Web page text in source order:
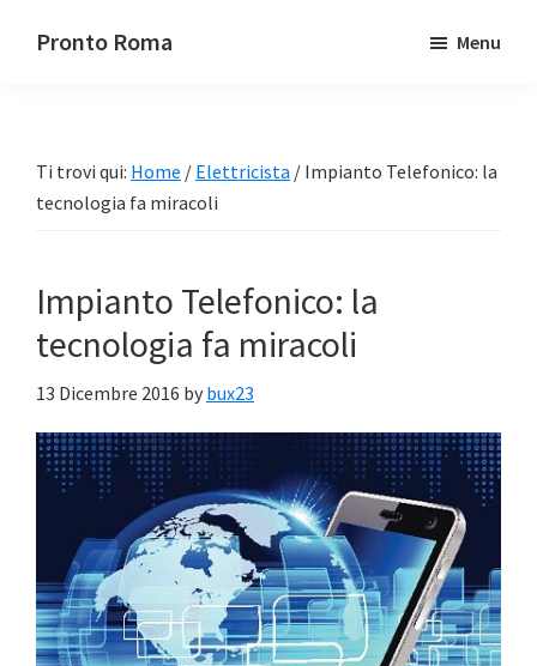
Pronto Roma Menu
Ti trovi qui: Home / Elettricista / Impianto Telefonico: la
tecnologia fa miracoli
Impianto Telefonico: la
tecnologia fa miracoli
13 Dicembre 2016 by bux23